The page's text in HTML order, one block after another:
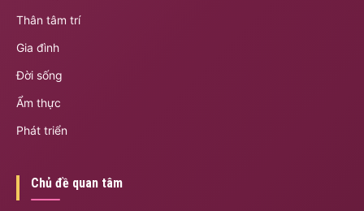
Thân tâm trí
Gia đình
Đời sống
Ẩm thực
Phát triển
Chủ đề quan tâm